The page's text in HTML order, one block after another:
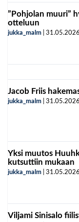
”Pohjolan muuri”
otteluun
jukka_malm 31.05.2026
Jacob Friis
jukka_malm 31.05.2026
Yksi muutos
kutsuttiin mukaan
jukka_malm 31.05.2026
Viljami Sinisalo